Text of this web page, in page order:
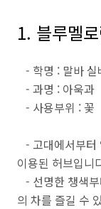
1. 블루멜
- 학명 : 말바
- 과명 : 아욱과
- 사용부위 : 꽃
- 고대에서부터
이용된 허브입니
- 선명한 챙색
의 차를 즐길 수